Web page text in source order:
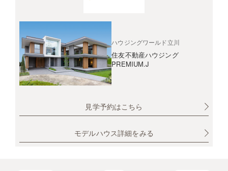
ハウジングワールド立川
住友不動産ハウジング
PREMIUM.J
見学予約はこちら
モデルハウス詳細をみる